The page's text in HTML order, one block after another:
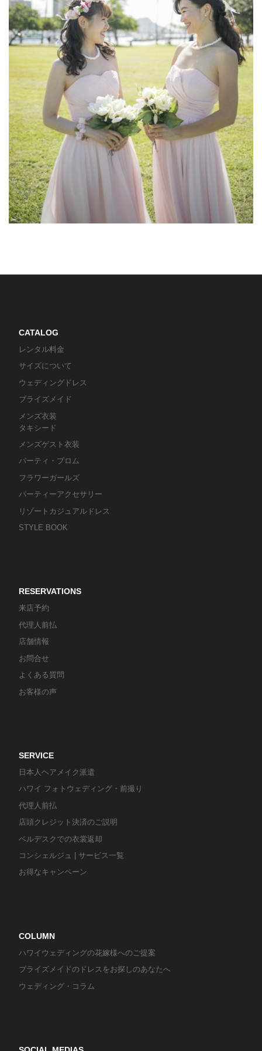
CATALOG
レンタル料金
サイズについて
ウェディングドレス
ブライズメイド
メンズ衣装
タキシード
メンズゲスト衣装
パーティ・プロム
フラワーガールズ
パーティーアクセサリー
リゾートカジュアルドレス
STYLE BOOK
RESERVATIONS
来店予約
代理人前払
店舗情報
お問合せ
よくある質問
お客様の声
SERVICE
日本人ヘアメイク派遣
ハワイ フォトウェディング・前撮り
代理人前払
店頭クレジット決済のご説明
ベルデスクでの衣裳返却
コンシェルジュ | サービス一覧
お得なキャンペーン
COLUMN
ハワイウェディングの花嫁様へのご提案
ブライズメイドのドレスをお探しのあなたへ
ウェディング・コラム